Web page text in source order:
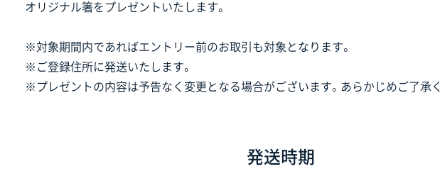
オリジナル箸をプレゼントいたします。
※対象期間内であればエントリー前のお取引も対象となります。
※ご登録住所に発送いたします。
※プレゼントの内容は予告なく変更となる場合がございます。あらかじめご了承く
発送時期